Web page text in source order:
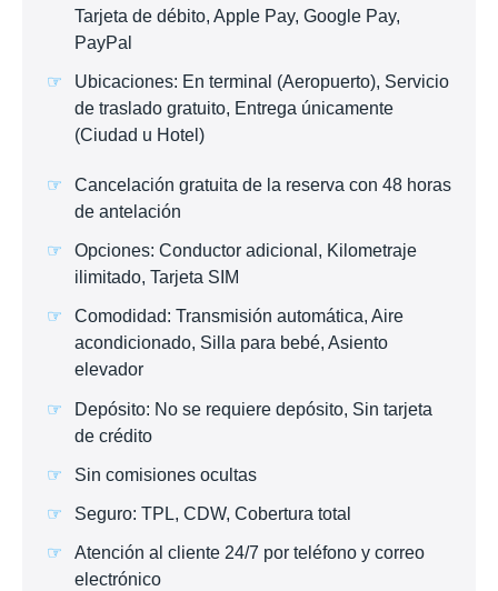
Tarjeta de débito, Apple Pay, Google Pay,
PayPal
Ubicaciones: En terminal (Aeropuerto), Servicio
de traslado gratuito, Entrega únicamente
(Ciudad u Hotel)
Cancelación gratuita de la reserva con 48 horas
de antelación
Opciones: Conductor adicional, Kilometraje
ilimitado, Tarjeta SIM
Comodidad: Transmisión automática, Aire
acondicionado, Silla para bebé, Asiento
elevador
Depósito: No se requiere depósito, Sin tarjeta
de crédito
Sin comisiones ocultas
Seguro: TPL, CDW, Cobertura total
Atención al cliente 24/7 por teléfono y correo
electrónico